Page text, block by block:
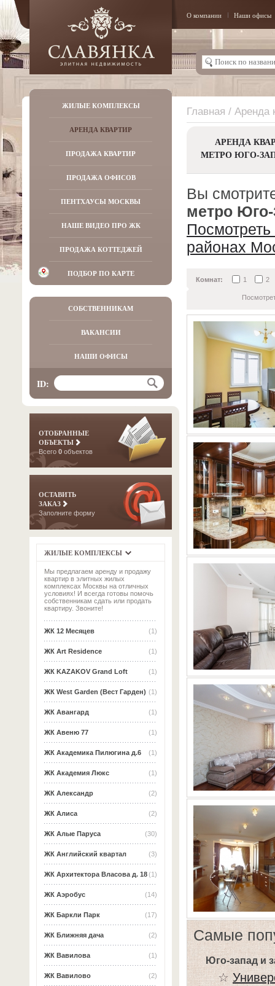
О компании Наши офисы
ЖИЛЫЕ КОМПЛЕКСЫ
АРЕНДА КВАРТИР
ПРОДАЖА КВАРТИР
ПРОДАЖА ОФИСОВ
ПЕНТХАУСЫ МОСКВЫ
НАШЕ ВИДЕО ПРО ЖК
ПРОДАЖА КОТТЕДЖЕЙ
ПОДБОР ПО КАРТЕ
СОБСТВЕННИКАМ
ВАКАНСИИ
НАШИ ОФИСЫ
ID:
ОТОБРАННЫЕ
ОБЪЕКТЫ
Всего 0 объектов
ОСТАВИТЬ
ЗАКАЗ
Заполните форму
ЖИЛЫЕ КОМПЛЕКСЫ
Мы предлагаем аренду и продажу
квартир в элитных жилых
комплексах Москвы на отличных
условиях! И всегда готовы помочь
собственникам сдать или продать
квартиру. Звоните!
(1)
ЖК 12 Месяцев
(1)
ЖК Art Residence
(1)
ЖК KAZAKOV Grand Loft
(1)
ЖК West Garden (Вест Гарден)
(1)
ЖК Авангард
(1)
ЖК Авеню 77
(1)
ЖК Академика Пилюгина д.6
(1)
ЖК Академия Люкс
(2)
ЖК Александр
(2)
ЖК Алиса
(30)
ЖК Алые Паруса
(3)
ЖК Английский квартал
(1)
ЖК Архитектора Власова д. 18
(14)
ЖК Аэробус
(17)
ЖК Баркли Парк
(2)
ЖК Ближняя дача
(1)
ЖК Вавилова
(2)
ЖК Вавилово
Главная / Аренда
АРЕНДА
МЕТРО ЮГО-
Вы
метро
районах
Комнат: 1 2
Самые
Юго-запад и
☆